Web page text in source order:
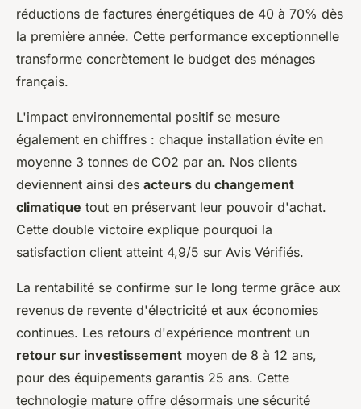
réductions de factures énergétiques de 40 à 70% dès
la première année. Cette performance exceptionnelle
transforme concrètement le budget des ménages
français.
L'impact environnemental positif se mesure
également en chiffres : chaque installation évite en
moyenne 3 tonnes de CO2 par an. Nos clients
deviennent ainsi des acteurs du changement
climatique tout en préservant leur pouvoir d'achat.
Cette double victoire explique pourquoi la
satisfaction client atteint 4,9/5 sur Avis Vérifiés.
La rentabilité se confirme sur le long terme grâce aux
revenus de revente d'électricité et aux économies
continues. Les retours d'expérience montrent un
retour sur investissement moyen de 8 à 12 ans,
pour des équipements garantis 25 ans. Cette
technologie mature offre désormais une sécurité